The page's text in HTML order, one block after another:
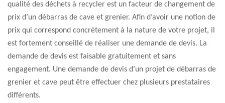
qualité des déchets à recycler est un facteur de changement de
prix d’un débarras de cave et grenier. Afin d’avoir une notion de
prix qui correspond concrètement à la nature de votre projet, il
est fortement conseillé de réaliser une demande de devis. La
demande de devis est faisable gratuitement et sans
engagement. Une demande de devis d’un projet de débarras de
grenier et cave peut être effectuer chez plusieurs prestataires
différents.